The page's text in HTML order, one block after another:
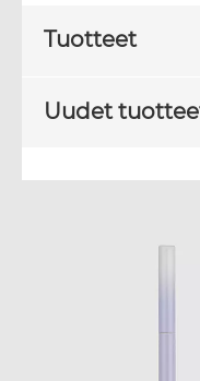
Tuotteet
Uudet